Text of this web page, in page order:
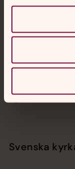
Akut samtals-
med en präst på
Telefon 112
Svenska